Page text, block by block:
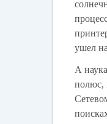
ушел
А
полюс,